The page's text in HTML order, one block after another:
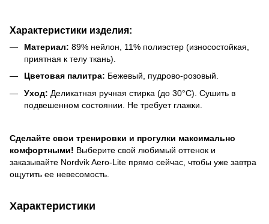
Характеристики изделия:
Материал: 89% нейлон, 11% полиэстер (износостойкая,
приятная к телу ткань).
Цветовая палитра: Бежевый, пудрово-розовый.
Уход: Деликатная ручная стирка (до 30°C). Сушить в
подвешенном состоянии. Не требует глажки.
Сделайте свои тренировки и прогулки максимально
комфортными! Выберите свой любимый оттенок и
заказывайте Nordvik Aero-Lite прямо сейчас, чтобы уже завтра
ощутить ее невесомость.
Характеристики